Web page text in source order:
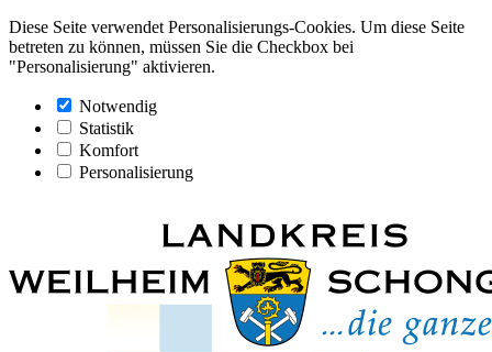
Diese Seite verwendet Personalisierungs-Cookies. Um diese Seite
betreten zu können, müssen Sie die Checkbox bei
"Personalisierung" aktivieren.
Notwendig
Statistik
Komfort
Personalisierung